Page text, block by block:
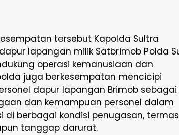
tersebut Kapolda Sultra
lapangan milik Satbrimob Polda
operasi kemanusiaan dan
juga berkesempatan mencicipi
dapur lapangan Brimob sebagai
dan kemampuan personel dalam
di berbagai kondisi penugasan,
tanggap darurat.